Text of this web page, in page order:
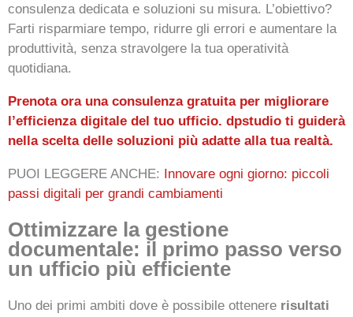
consulenza dedicata e soluzioni su misura. L’obiettivo?
Farti risparmiare tempo, ridurre gli errori e aumentare la
produttività, senza stravolgere la tua operatività
quotidiana.
Prenota ora una consulenza gratuita per migliorare
l’efficienza digitale del tuo ufficio. dpstudio ti guiderà
nella scelta delle soluzioni più adatte alla tua realtà.
PUOI LEGGERE ANCHE: Innovare ogni giorno: piccoli
passi digitali per grandi cambiamenti
Ottimizzare la gestione
documentale: il primo passo verso
un ufficio più efficiente
Uno dei primi ambiti dove è possibile ottenere risultati